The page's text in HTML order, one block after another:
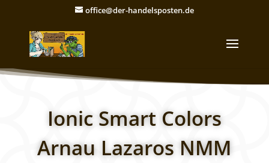
office@der-handelsposten.de
Ionic Smart Colors
Arnau Lazaros NMM